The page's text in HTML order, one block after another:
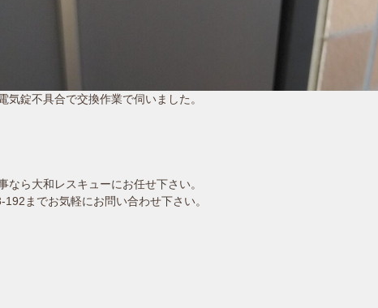
気錠不具合で交換作業で伺いました。
なら大和レスキューにお任せ下さい。
までお気軽にお問い合わせ下さい。